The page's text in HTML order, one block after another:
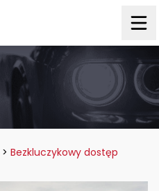
> Bezkluczykowy dostęp